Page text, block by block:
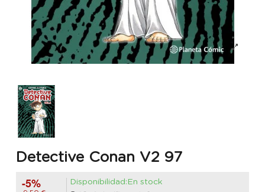
Detective Conan V2 97
-5% Disponibilidad:En stock